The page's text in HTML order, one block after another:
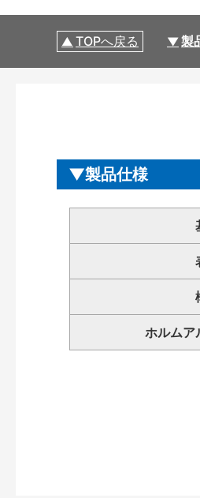
TOPへ戻る 製
製品仕様
ホルムア